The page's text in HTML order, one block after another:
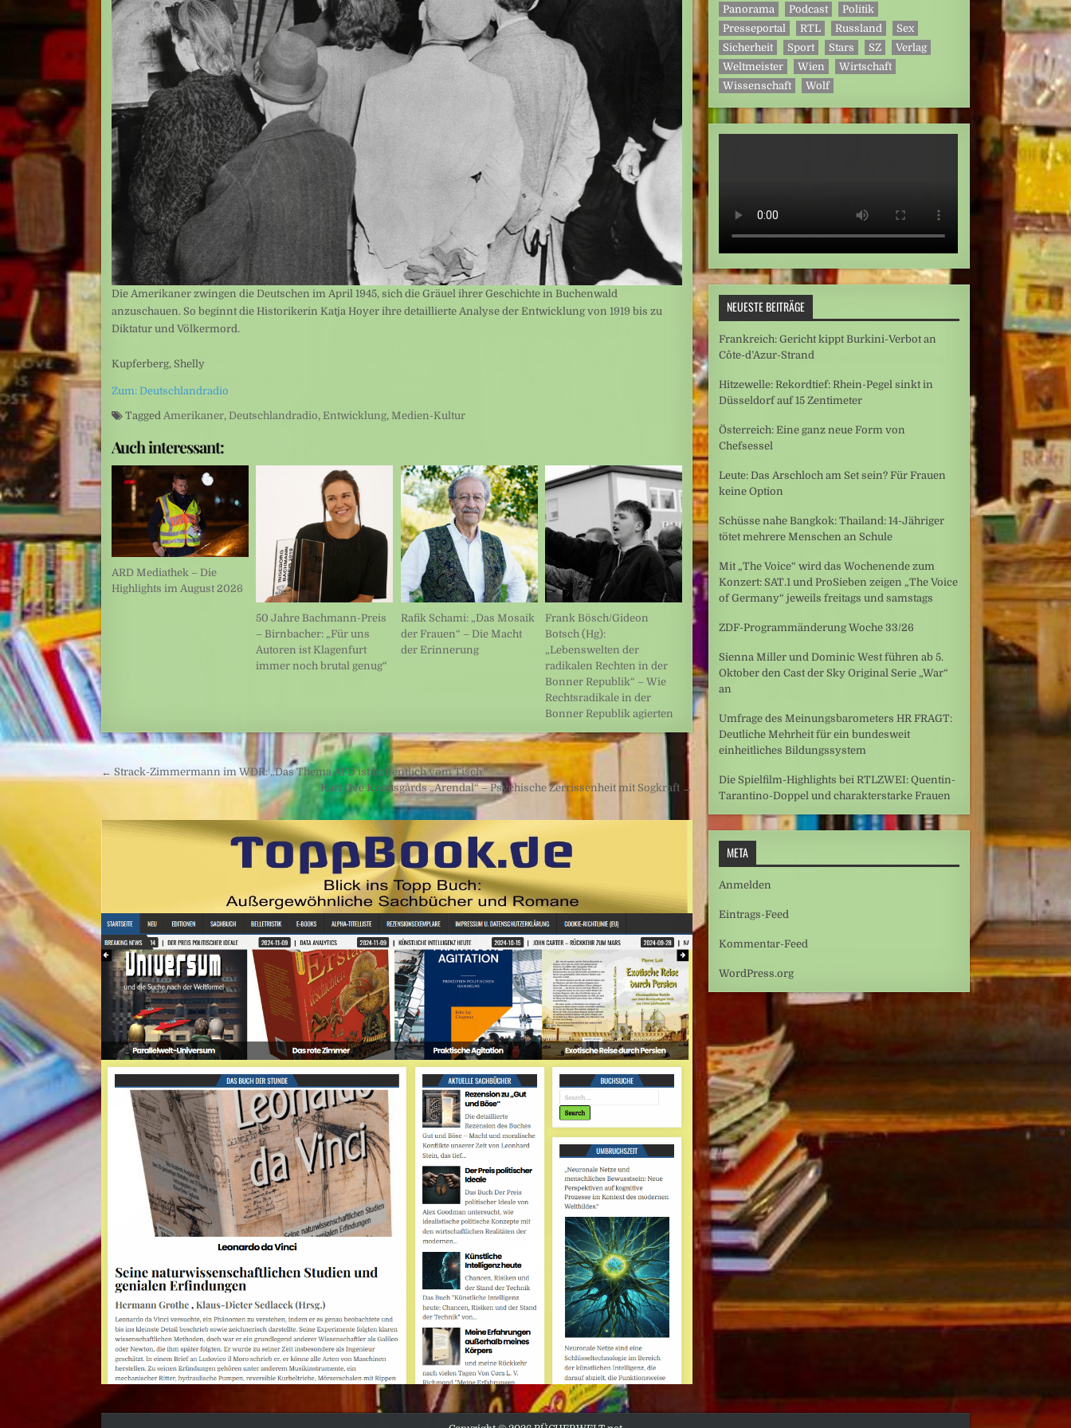
Die Amerikaner zwingen die Deutschen im April 1945, sich die Gräuel ihrer Geschichte in Buchenwald
anzuschauen. So beginnt die Historikerin Katja Hoyer ihre detaillierte Analyse der Entwicklung von 1919 bis zu
Diktatur und Völkermord.
Kupferberg, Shelly
Zum: Deutschlandradio
Tagged Amerikaner, Deutschlandradio, Entwicklung, Medien-Kultur
Auch interessant:
ARD Mediathek – Die
Highlights im August 2026
50 Jahre Bachmann-Preis
– Birnbacher: „Für uns
Autoren ist Klagenfurt
immer noch brutal genug“
Rafik Schami: „Das Mosaik
der Frauen“ – Die Macht
der Erinnerung
Frank Bösch/Gideon
Botsch (Hg):
„Lebenswelten der
radikalen Rechten in der
Bonner Republik“ – Wie
Rechtsradikale in der
Bonner Republik agierten
Beitragsnavigation
← Strack-Zimmermann im WDR: „Das Thema AFD ist hoffentlich vom Tisch.“
Karl Ove Knausgårds „Arendal“ – Psychische Zerrissenheit mit Sogkraft →
Panorama
Podcast
Politik
Presseportal
RTL Russland
Sex
Sicherheit
Sport Stars SZ
Verlag
Weltmeister
Wien
Wirtschaft
Wissenschaft
Wolf
NEUESTE BEITRÄGE
Frankreich: Gericht kippt Burkini-Verbot an
Côte-d’Azur-Strand
Hitzewelle: Rekordtief: Rhein-Pegel sinkt in
Düsseldorf auf 15 Zentimeter
Österreich: Eine ganz neue Form von
Chefsessel
Leute: Das Arschloch am Set sein? Für Frauen
keine Option
Schüsse nahe Bangkok: Thailand: 14-Jähriger
tötet mehrere Menschen an Schule
Mit „The Voice“ wird das Wochenende zum
Konzert: SAT.1 und ProSieben zeigen „The Voice
of Germany“ jeweils freitags und samstags
ZDF-Programmänderung Woche 33/26
Sienna Miller und Dominic West führen ab 5.
Oktober den Cast der Sky Original Serie „War“
an
Umfrage des Meinungsbarometers HR FRAGT:
Deutliche Mehrheit für ein bundesweit
einheitliches Bildungssystem
Die Spielfilm-Highlights bei RTLZWEI: Quentin-
Tarantino-Doppel und charakterstarke Frauen
META
Anmelden
Eintrags-Feed
Kommentar-Feed
WordPress.org